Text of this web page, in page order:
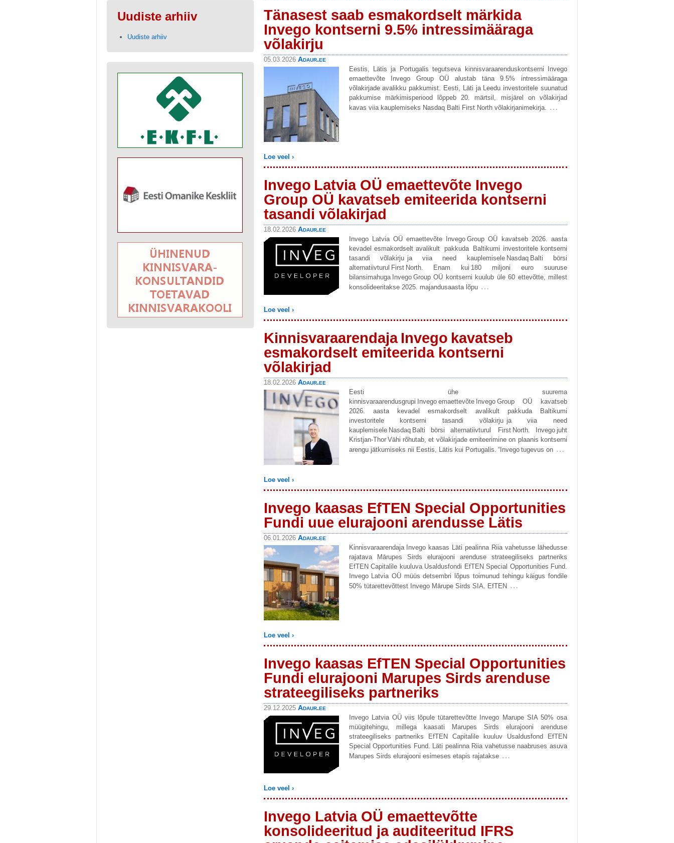
Tänasest saab esmakordselt märkida
Invego kontserni 9.5% intressimääraga
võlakirju
05.03.2026 Adaur.ee
Eestis, Lätis ja Portugalis tegutseva kinnisvaraarenduskontserni Invego
emaettevõte Invego Group OÜ alustab täna 9.5% intressimääraga
võlakirjade avalikku pakkumist. Eesti, Läti ja Leedu investoritele suunatud
pakkumise märkimisperiood lõppeb 20. märtsil, misjärel on võlakirjad
kavas viia kauplemiseks Nasdaq Balti First North võlakirjanimekirja. …
Loe veel ›
Invego Latvia OÜ emaettevõte Invego
Group OÜ kavatseb emiteerida kontserni
tasandi võlakirjad
18.02.2026 Adaur.ee
Invego Latvia OÜ emaettevõte Invego Group OÜ kavatseb 2026. aasta
kevadel esmakordselt avalikult pakkuda Baltikumi investoritele kontserni
tasandi võlakirju ja viia need kauplemisele Nasdaq Balti börsi
alternatiivturul First North. Enam kui 180 miljoni euro suuruse
bilansimahuga Invego Group OÜ kontserni kuulub üle 60 ettevõtte, millest
konsolideeritakse 2025. majandusaasta lõpu …
Loe veel ›
Kinnisvaraarendaja Invego kavatseb
esmakordselt emiteerida kontserni
võlakirjad
18.02.2026 Adaur.ee
Eesti ühe suurema
kinnisvaraarendusgrupi Invego emaettevõte Invego Group OÜ kavatseb
2026. aasta kevadel esmakordselt avalikult pakkuda Baltikumi
investoritele kontserni tasandi võlakirju ja viia need
kauplemisele Nasdaq Balti börsi alternatiivturul First North. Invego juht
Kristjan-Thor Vähi rõhutab, et võlakirjade emiteerimine on plaanis kontserni
arengu jätkumiseks nii Eestis, Lätis kui Portugalis. “Invego tugevus on …
Loe veel ›
Invego kaasas EfTEN Special Opportunities
Fundi uue elurajooni arendusse Lätis
06.01.2026 Adaur.ee
Kinnisvaraarendaja Invego kaasas Läti pealinna Riia vahetusse lähedusse
rajatava Mārupes Sirds elurajooni arenduse strateegiliseks partneriks
EfTEN Capitalile kuuluva Usaldusfondi EfTEN Special Opportunities Fund.
Invego Latvia OÜ müüs detsembri lõpus toimunud tehingu käigus fondile
50% tütarettevõttest Invego Mārupe Sirds SIA. EfTEN …
Loe veel ›
Invego kaasas EfTEN Special Opportunities
Fundi elurajooni Marupes Sirds arenduse
strateegiliseks partneriks
29.12.2025 Adaur.ee
Invego Latvia OÜ viis lõpule tütarettevõtte Invego Marupe SIA 50% osa
müügitehingu, millega kaasati Marupes Sirds elurajooni arenduse
strateegiliseks partneriks EfTEN Capitalile kuuluv Usaldusfond EfTEN
Special Opportunities Fund. Läti pealinna Riia vahetusse naabruses asuva
Marupes Sirds elurajooni esimeses etapis rajatakse …
Loe veel ›
Invego Latvia OÜ emaettevõtte
konsolideeritud ja auditeeritud IFRS
Uudiste arhiiv
Uudiste arhiiv